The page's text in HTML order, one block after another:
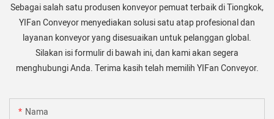
Sebagai salah satu produsen konveyor pemuat terbaik di Tiongkok,
YIFan Conveyor menyediakan solusi satu atap profesional dan
layanan konveyor yang disesuaikan untuk pelanggan global.
Silakan isi formulir di bawah ini, dan kami akan segera
menghubungi Anda. Terima kasih telah memilih YIFan Conveyor.
Nama